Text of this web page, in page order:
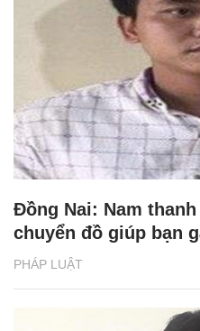
PHÁP LUẬT
Đồng Nai: Nam
chuyển đồ giúp bạn